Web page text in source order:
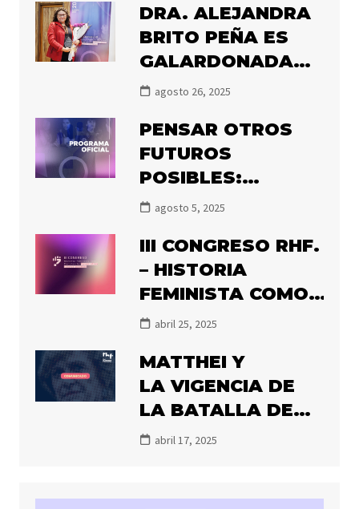
DRA. ALEJANDRA
BRITO PEÑA ES
GALARDONADA
CON EL PREMIO
2025
agosto 26, 2025
PENSAR OTROS
FUTUROS
POSIBLES:
PRONTO
CONGRESO DE
HISTORIADORAS
FEMINISTAS
agosto 5, 2025
III CONGRESO RHF.
– HISTORIA
FEMINISTA COMO
RESISTENCIA:
FUTUROS
POSIBLES
abril 25, 2025
MATTHEI Y
LA VIGENCIA DE
LA BATALLA DE
LA MEMORIA
abril 17, 2025